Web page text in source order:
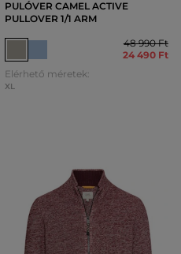
PULÓVER CAMEL ACTIVE
PULLOVER 1/1 ARM
48 990 Ft
24 490 Ft
Elérhető méretek:
XL